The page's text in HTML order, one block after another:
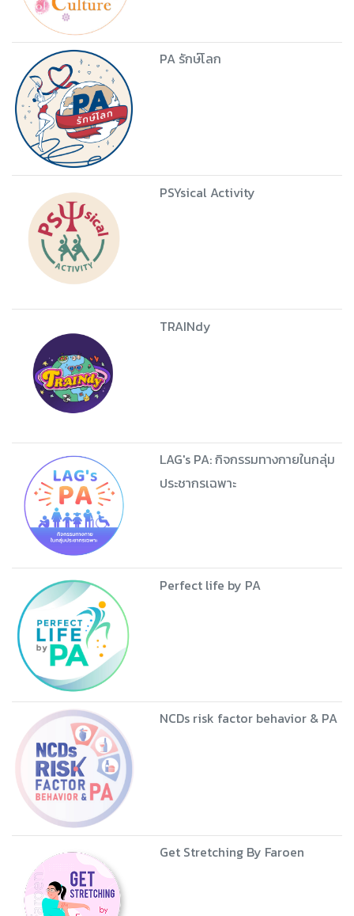
PA รักษ์โลก
PSYsical Activity
TRAINdy
LAG's PA: กิจกรรมทางกายในกลุ่ม
ประชากรเฉพาะ
Perfect life by PA
NCDs risk factor behavior & PA
Get Stretching By Faroen